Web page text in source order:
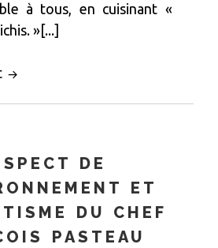
à tous, en cuisinant «
»[...]
DE
ET
DU CHEF
PASTEAU